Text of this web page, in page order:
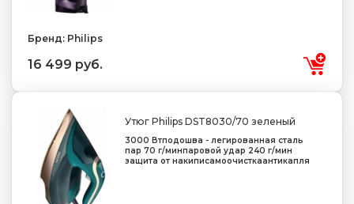
Бренд: Philips
16 499 руб.
Утюг Philips DST8030/70 зеленый
3000 Втподошва - легированная сталь
пар 70 г/минпаровой удар 240 г/мин
защита от накиписамоочисткаантикапля